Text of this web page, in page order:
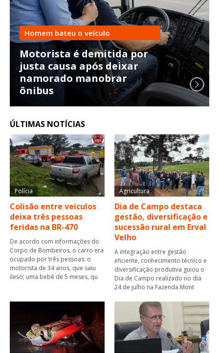
Homem bateu o veículo
Motorista é demitida por
justa causa após deixar
namorado manobrar
ônibus
ÚLTIMAS NOTÍCIAS
Polícia
Colisão entre veículos
deixa três pessoas
feridas na BR-470
De acordo com informações do
Corpo de Bombeiros, o carro era
ocupado por três pessoas: o
motorista de 34 anos, que saiu
ileso; uma bebê de 5 meses, qu
Agricultura
Dia de Campo destaca
gestão, diversificação e
sucessão rural em Erval
Velho
A integração entre gestão
eficiente, conhecimento técnico e
diversificação produtiva guiou o
Dia de Campo realizado no dia
24 de julho na Fazenda Mont